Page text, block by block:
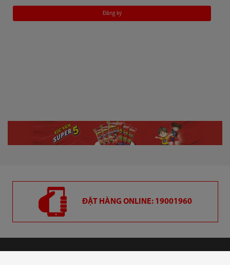
Đăng ký
ĐẶT HÀNG ONLINE: 19001960